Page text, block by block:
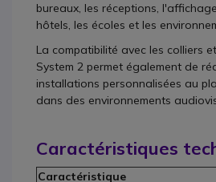
bureaux, les réceptions,
hôtels, les écoles et les
La compatibilité avec les colliers
System 2 permet également de
installations personnalisées au
dans des environnements
Caractéristiques
Caractéristique